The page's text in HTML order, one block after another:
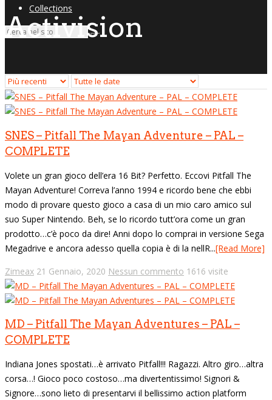
Collections
Activision
SNES – Pitfall The Mayan Adventure – PAL –
COMPLETE
Volete un gran gioco dell’era 16 Bit? Perfetto. Eccovi Pitfall The
Mayan Adventure! Correva l’anno 1994 e ricordo bene che ebbi
modo di provare questo gioco a casa di un mio caro amico sul
suo Super Nintendo. Beh, se lo ricordo tutt’ora come un gran
prodotto…c’è poco da dire! Anni dopo lo comprai in versione Sega
Megadrive e ancora adesso quella copia è di la nellR...[Read More]
Zimeax 21 Gennaio, 2020 Nessun commento 1616 visite
MD – Pitfall The Mayan Adventures – PAL –
COMPLETE
Indiana Jones spostati…è arrivato Pitfall!!! Ragazzi. Altro giro…altra
corsa…! Gioco poco costoso…ma divertentissimo! Signori &
Signore…sono lieto di presentarvi il bellissimo action platform